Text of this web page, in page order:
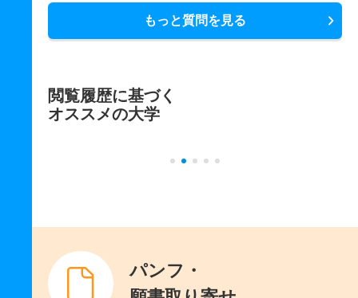
もっと質問を見る
閲覧履歴に基づく
オススメの大学
パンフ・